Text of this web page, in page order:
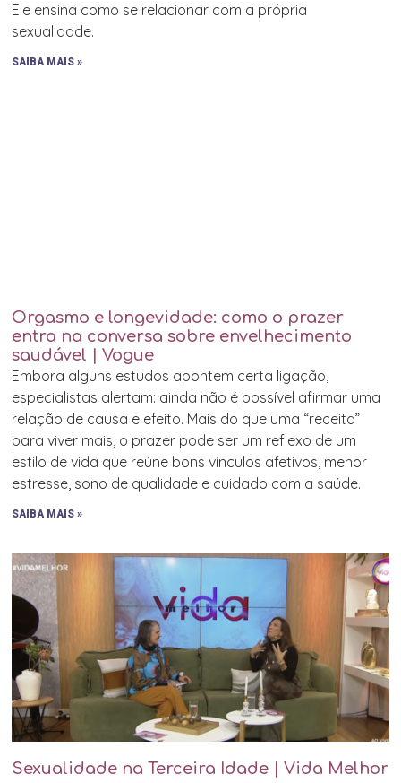
Ele ensina como se relacionar com a própria
sexualidade.
SAIBA MAIS »
Orgasmo e longevidade: como o prazer
entra na conversa sobre envelhecimento
saudável | Vogue
Embora alguns estudos apontem certa ligação,
especialistas alertam: ainda não é possível afirmar uma
relação de causa e efeito. Mais do que uma “receita”
para viver mais, o prazer pode ser um reflexo de um
estilo de vida que reúne bons vínculos afetivos, menor
estresse, sono de qualidade e cuidado com a saúde.
SAIBA MAIS »
Sexualidade na Terceira Idade | Vida Melhor